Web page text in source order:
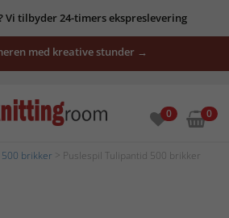
Vi tilbyder 24-timers ekspreslevering
med kreative stunder →
0 0
500 brikker > Puslespil Tulipantid 500 brikker